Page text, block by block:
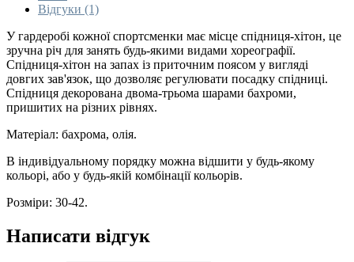
Відгуки (1)
У гардеробі кожної спортсменки має місце спідниця-хітон, це
зручна річ для занять будь-якими видами хореографії.
Спідниця-хітон на запах із приточним поясом у вигляді
довгих зав'язок, що дозволяє регулювати посадку спідниці.
Спідниця декорована двома-трьома шарами бахроми,
пришитих на різних рівнях.
Матеріал: бахрома, олія.
В індивідуальному порядку можна відшити у будь-якому
кольорі, або у будь-якій комбінації кольорів.
Розміри: 30-42.
Написати відгук